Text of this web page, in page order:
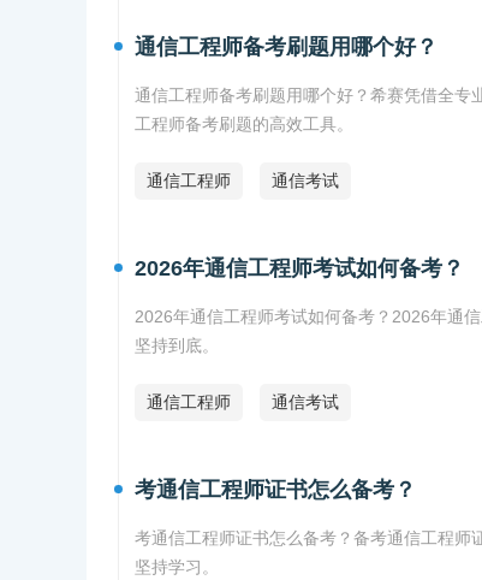
通信工程师备考刷题用哪个好？
通信工程师备考刷题用哪个好？希赛凭借全
工程师备考刷题的高效工具。
通信工程师 通信考试
2026年通信工程师考试如何备考？
2026年通信工程师考试如何备考？2026年通
坚持到底。
通信工程师 通信考试
考通信工程师证书怎么备考？
考通信工程师证书怎么备考？备考通信工程
坚持学习。